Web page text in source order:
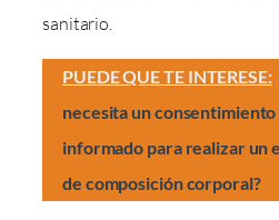
sanitario.
PUEDE QUE TE INTERESE:
necesita un consentimiento
informado para realizar un
de composición corporal?